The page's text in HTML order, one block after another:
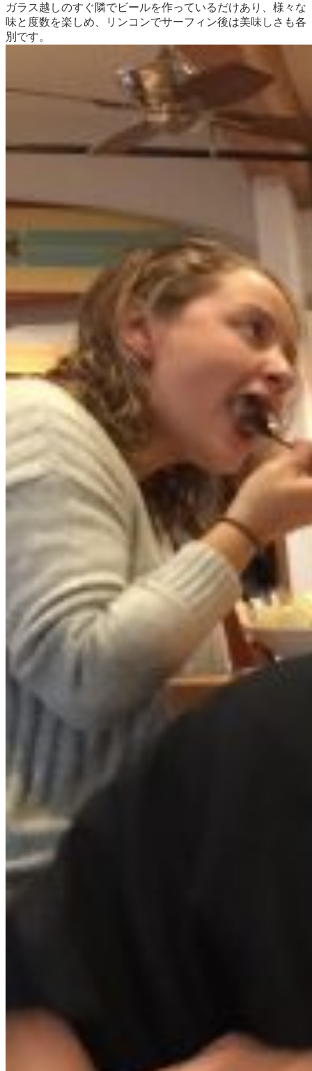
ガラス越しのすぐ隣でビールを作っているだけあり、様々な
味と度数を楽しめ、リンコンでサーフィン後は美味しさも各
別です。